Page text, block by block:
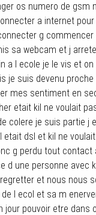
os numero de
a internet
g
sa webcam et j
a l ecole je le vis et
je suis devenu
mes sentiment en
etait kil ne voulait
colere je suis partie
dsl et kil ne
g perdu tout
d une personne avec
et nous nous
l ecol et sa m
jour pouvoir etre